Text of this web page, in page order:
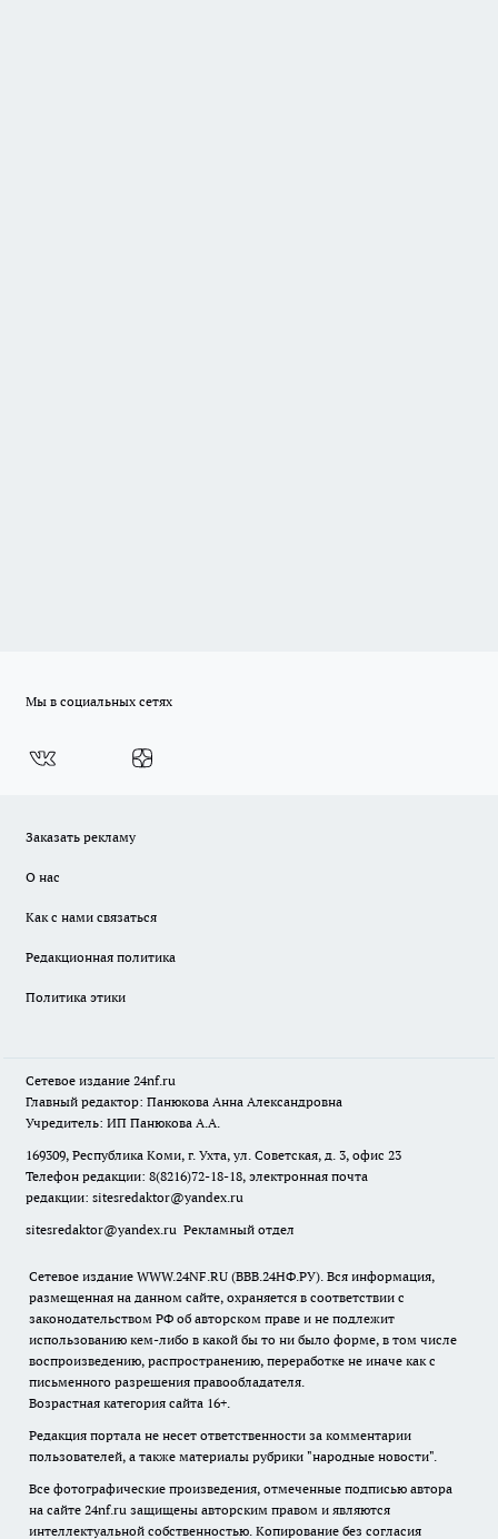
Мы в социальных сетях
Заказать рекламу
О нас
Как с нами связаться
Редакционная политика
Политика этики
Сетевое издание 24nf.ru
Главный редактор: Панюкова Анна Александровна
Учредитель: ИП Панюкова А.А.
169309, Республика Коми, г. Ухта, ул. Советская, д. 3, офис 23
Телефон редакции: 8(8216)72-18-18, электронная почта
редакции: sitesredaktor@yandex.ru
sitesredaktor@yandex.ru Рекламный отдел
Сетевое издание WWW.24NF.RU (ВВВ.24НФ.РУ). Вся информация,
размещенная на данном сайте, охраняется в соответствии с
законодательством РФ об авторском праве и не подлежит
использованию кем-либо в какой бы то ни было форме, в том числе
воспроизведению, распространению, переработке не иначе как с
письменного разрешения правообладателя.
Возрастная категория сайта 16+.
Редакция портала не несет ответственности за комментарии
пользователей, а также материалы рубрики "народные новости".
Все фотографические произведения, отмеченные подписью автора
на сайте 24nf.ru защищены авторским правом и являются
интеллектуальной собственностью. Копирование без согласия